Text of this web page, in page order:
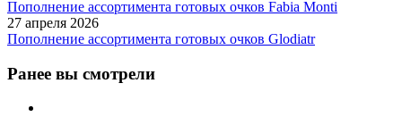
Пополнение ассортимента готовых очков Fabia Monti
27 апреля 2026
Пополнение ассортимента готовых очков Glodiatr
Ранее вы смотрели